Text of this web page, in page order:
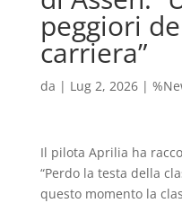
peggiori
carriera”
da | Lug 2, 2026|
Il pilota Aprilia ha
“Perdo la testa della
questo momento la